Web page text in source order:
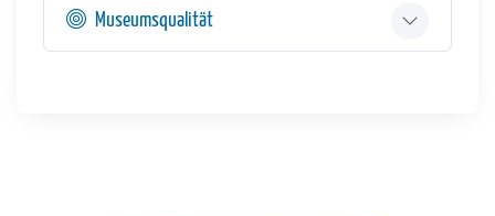
Museumsqualität